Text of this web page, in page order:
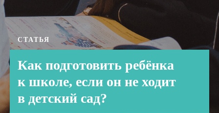
СТАТЬЯ
Как подготовить ребёнка
к школе, если он не ходит
в детский сад?